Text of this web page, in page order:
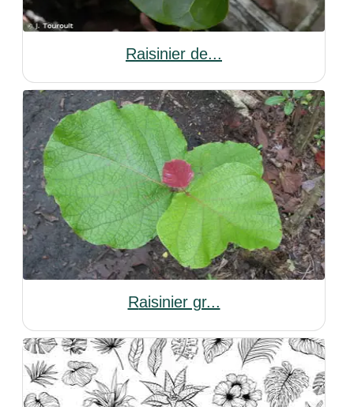
Raisinier de...
Raisinier gr...